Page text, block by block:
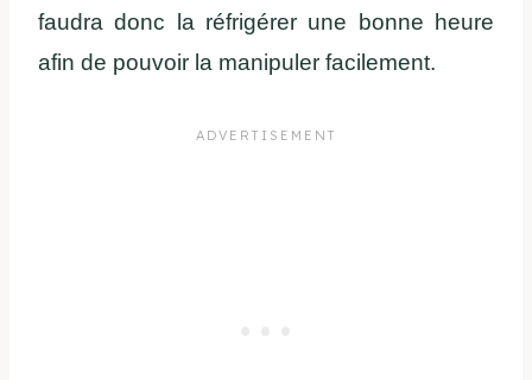
faudra donc la réfrigérer une bonne heure
afin de pouvoir la manipuler facilement.